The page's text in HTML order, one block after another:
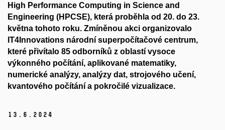
High Performance Computing in Science and
Engineering (HPCSE), která proběhla od 20. do 23.
května tohoto roku. Zmíněnou akci organizovalo
IT4Innovations národní superpočítačové centrum,
které přivítalo 85 odborníků z oblastí vysoce
výkonného počítání, aplikované matematiky,
numerické analýzy, analýzy dat, strojového učení,
kvantového počítání a pokročilé vizualizace.
13. 6. 2024